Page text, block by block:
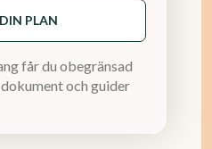
PLAN
får du obegränsad
och guider